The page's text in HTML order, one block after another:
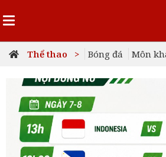
Thể thao > Bóng đá Môn